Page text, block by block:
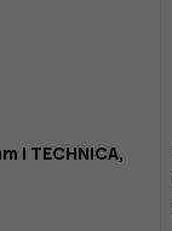
| TECHNICA,